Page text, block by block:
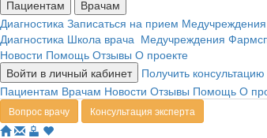
Пациентам
Врачам
Диагностика Записаться на прием Медучреждения
Диагностика Школа врача Медучреждения
Новости Помощь Отзывы О проекте
Войти в личный кабинет
Получить консультацию
Пациентам Врачам Новости Отзывы Помощь О
Вопрос врачу Консультация эксперта